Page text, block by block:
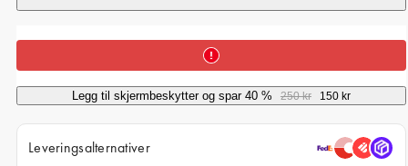
iPhone 14 Pro
iPhone 14
iPhone 13 Pro
Legg til skjermbeskytter og spar 40 % 250 kr 150 kr
Leveringsalternativer